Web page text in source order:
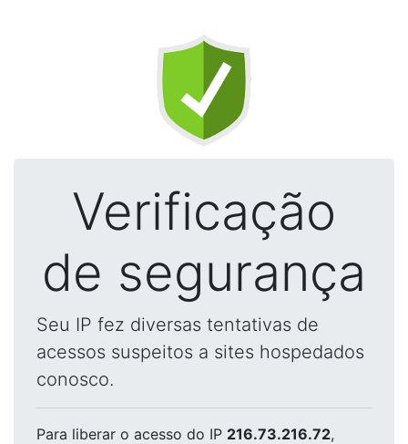
Verificação
de segurança
Seu IP fez diversas tentativas de
acessos suspeitos a sites hospedados
conosco.
Para liberar o acesso do IP 216.73.216.72,